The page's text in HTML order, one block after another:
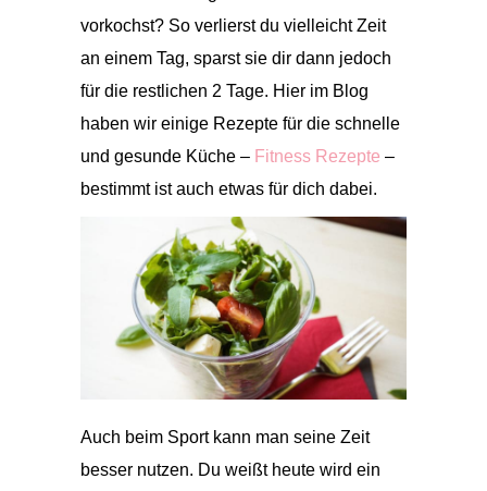
vorkochst? So verlierst du vielleicht Zeit
an einem Tag, sparst sie dir dann jedoch
für die restlichen 2 Tage. Hier im Blog
haben wir einige Rezepte für die schnelle
und gesunde Küche – Fitness Rezepte –
bestimmt ist auch etwas für dich dabei.
Auch beim Sport kann man seine Zeit
besser nutzen. Du weißt heute wird ein